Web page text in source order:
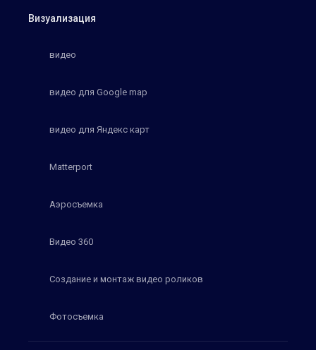
Визуализация
видео
видео для Google map
видео для Яндекс карт
Matterport
Аэросъемка
Видео 360
Создание и монтаж видео роликов
Фотосъемка